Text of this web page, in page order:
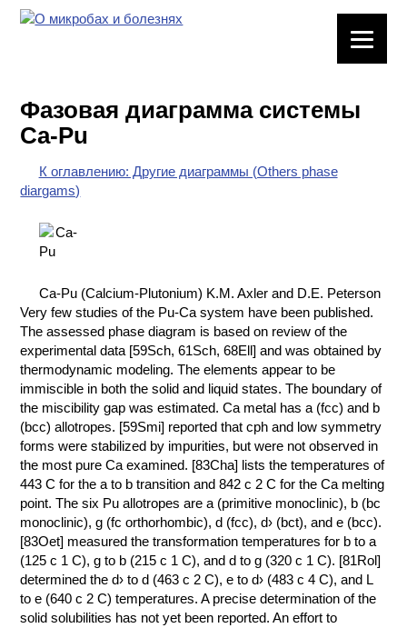
ХИМИЧЕСКАЯ
ПОСУДА
ВРЕДНЫЕ
ФАКТОРЫ
ХИМИЯ НА
ПРОИЗВОДСТВЕ
И ХИМИЧЕСКАЯ
ТЕХНОЛОГИЯ
КОНТАКТЫ
Фазовая диаграмма системы
Ca-Pu
К оглавлению: Другие диаграммы (Others phase
diargams)
Ca-Pu (Calcium-Plutonium) K.M. Axler and D.E. Peterson
Very few studies of the Pu-Ca system have been published.
The assessed phase diagram is based on review of the
experimental data [59Sch, 61Sch, 68Ell] and was obtained by
thermodynamic modeling. The elements appear to be
immiscible in both the solid and liquid states. The boundary of
the miscibility gap was estimated. Ca metal has a (fcc) and b
(bcc) allotropes. [59Smi] reported that cph and low symmetry
forms were stabilized by impurities, but were not observed in
the most pure Ca examined. [83Cha] lists the temperatures of
443 C for the a to b transition and 842 с 2 C for the Ca melting
point. The six Pu allotropes are a (primitive monoclinic), b (bc
monoclinic), g (fc orthorhombic), d (fcc), d› (bct), and e (bcc).
[83Oet] measured the transformation temperatures for b to a
(125 с 1 C), g to b (215 с 1 C), and d to g (320 с 1 C). [81Rol]
determined the d› to d (463 с 2 C), e to d› (483 с 4 C), and L
to e (640 с 2 C) temperatures. A precise determination of the
solid solubilities has not yet been reported. An effort to